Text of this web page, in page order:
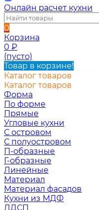
Онлайн расчет кухни
0
Корзина
0 ₽
(пусто)
Товар в корзине!
Каталог товаров
Каталог товаров
Форма
По форме
Прямые
Угловые кухни
С островом
С полуостровом
П-образные
Г-образные
Линейные
Материал
Материал фасадов
Кухни из МДФ
ЛДСП